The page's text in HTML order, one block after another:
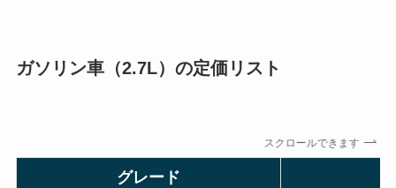
ガソリン車（2.7L）の定価リスト
スクロールできます
グレード